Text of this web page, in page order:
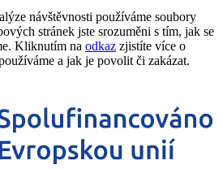
návštěvnosti používáme soubory
stránek jste srozuměni s tím, jak se
Kliknutím na odkaz zjistíte více o
a jak je povolit či zakázat.